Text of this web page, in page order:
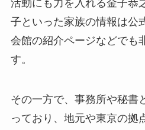
活動にも力を入れる金子恭
子といった家族の情報は公
会館の紹介ページなどでも
す。
その一方で、事務所や秘書
っており、地元や東京の拠